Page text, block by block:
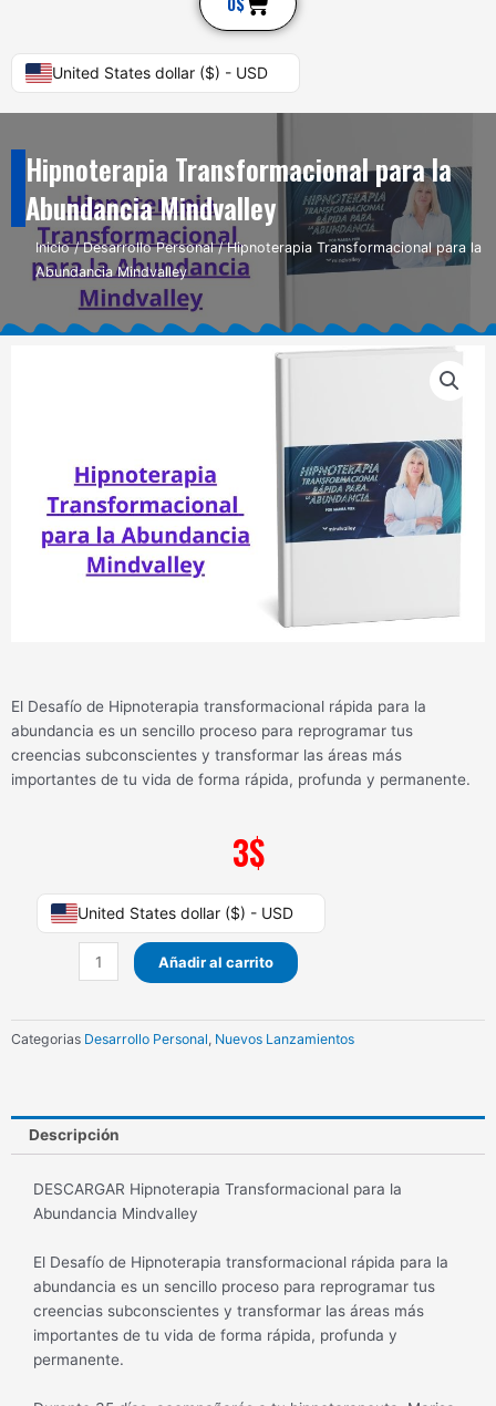
United States dollar ($) - USD
Hipnoterapia Transformacional para la
Abundancia Mindvalley
Inicio/Desarrollo Personal/ Hipnoterapia Transformacional para la
Abundancia Mindvalley
El Desafío de Hipnoterapia transformacional rápida para la
abundancia es un sencillo proceso para reprogramar tus
creencias subconscientes y transformar las áreas más
importantes de tu vida de forma rápida, profunda y permanente.
3$
United States dollar ($) - USD
Hipnoterapia
Transformacional
Mindvalley
cantidad
Añadir al carrito
Categorias Desarrollo Personal, Nuevos Lanzamientos
Descripción
DESCARGAR Hipnoterapia Transformacional para la
Abundancia Mindvalley
El Desafío de Hipnoterapia transformacional rápida para la
abundancia es un sencillo proceso para reprogramar tus
creencias subconscientes y transformar las áreas más
importantes de tu vida de forma rápida, profunda y
permanente.